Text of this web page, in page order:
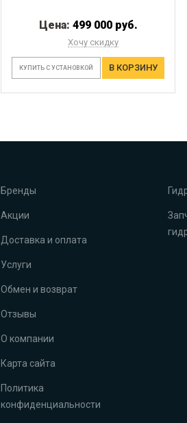
Цена: 499 000 руб.
Хочу скидку
КУПИТЬ С УСТАНОВКОЙ В КОРЗИНУ
Бренды
Акции
Доставка и оплата
Услуги
Обмен и возврат
Отзывы
О компании
Карта сайта
Политика
конфиденциальности